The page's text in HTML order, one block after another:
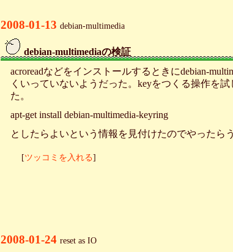
2008-01-13 debian-multimedia
debian-multimediaの検証
acroreadなどをインストールするときにdebian-
くいっていないようだった。keyをつくる操作を
た。
apt-get install debian-multimedia-keyring
としたらよいという情報を見付けたのでやったら
[ツッコミを入れる]
2008-01-24 reset as IO